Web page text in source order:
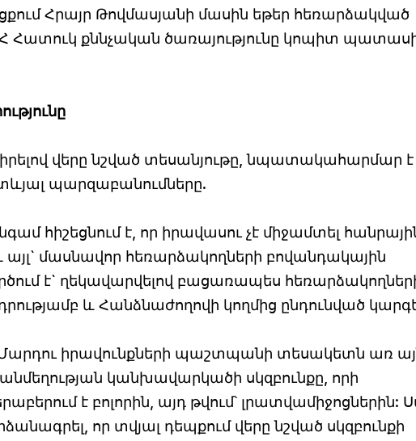
Հրայր Թովմասյանի մասին եթեր հեռարձակված
Հատուկ քննչական ծառայությունը կոպիտ
վերը նշված տեսանյութը, նպատակահարմար է
պարզաբանումները.
հիշեցնում է, որ իրավասու չէ միջամտել
մասնավոր հեռարձակողների բովանդակային
է` ղեկավարվելով բացառապես
և Հանձնաժողովի կողմից ընդունված
Մարդու իրավունքների պաշտպանի տեսակետն առ
կանխավարկածի սկզբունքը, որի
է բոլորին, այդ թվում՝ լրատվամիջոցներին:
որ տվյալ դեպքում վերը նշված սկզբունքի